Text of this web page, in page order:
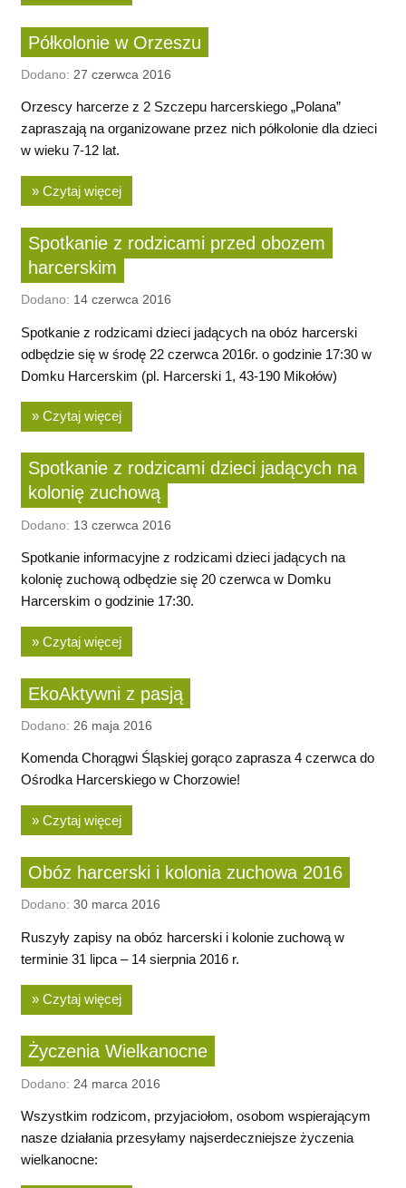
Półkolonie w Orzeszu
Dodano: 27 czerwca 2016
Orzescy harcerze z 2 Szczepu harcerskiego „Polana”
zapraszają na organizowane przez nich półkolonie dla dzieci
w wieku 7-12 lat.
» Czytaj więcej
Spotkanie z rodzicami przed obozem
harcerskim
Dodano: 14 czerwca 2016
Spotkanie z rodzicami dzieci jadących na obóz harcerski
odbędzie się w środę 22 czerwca 2016r. o godzinie 17:30 w
Domku Harcerskim (pl. Harcerski 1, 43-190 Mikołów)
» Czytaj więcej
Spotkanie z rodzicami dzieci jadących na
kolonię zuchową
Dodano: 13 czerwca 2016
Spotkanie informacyjne z rodzicami dzieci jadących na
kolonię zuchową odbędzie się 20 czerwca w Domku
Harcerskim o godzinie 17:30.
» Czytaj więcej
EkoAktywni z pasją
Dodano: 26 maja 2016
Komenda Chorągwi Śląskiej gorąco zaprasza 4 czerwca do
Ośrodka Harcerskiego w Chorzowie!
» Czytaj więcej
Obóz harcerski i kolonia zuchowa 2016
Dodano: 30 marca 2016
Ruszyły zapisy na obóz harcerski i kolonie zuchową w
terminie 31 lipca – 14 sierpnia 2016 r.
» Czytaj więcej
Życzenia Wielkanocne
Dodano: 24 marca 2016
Wszystkim rodzicom, przyjaciołom, osobom wspierającym
nasze działania przesyłamy najserdeczniejsze życzenia
wielkanocne: